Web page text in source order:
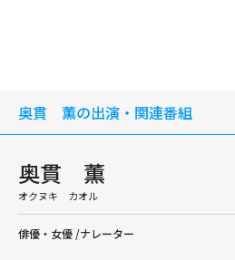
奥貫 薫の出演・関連番組
奥貫 薫
オクヌキ カオル
俳優・女優 /ナレーター